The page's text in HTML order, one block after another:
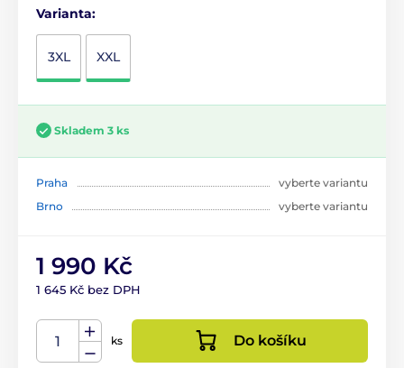
Varianta:
3XL XXL
Skladem 3 ks
Praha
vyberte variantu
Brno
vyberte variantu
1 990 Kč
1 645 Kč bez DPH
ks Do košíku